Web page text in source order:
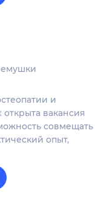
и
вакансия
совмещать
опыт,